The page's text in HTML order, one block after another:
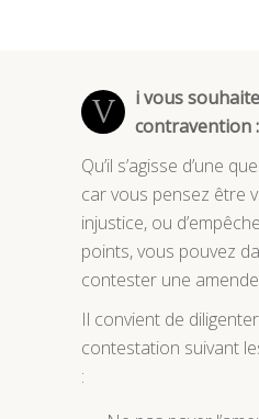
V
i vous
contravention :
Qu’il s’agisse d’une
car vous pensez être
injustice, ou
points, vous pouvez
contester une
Il convient de
contestation suivant
: